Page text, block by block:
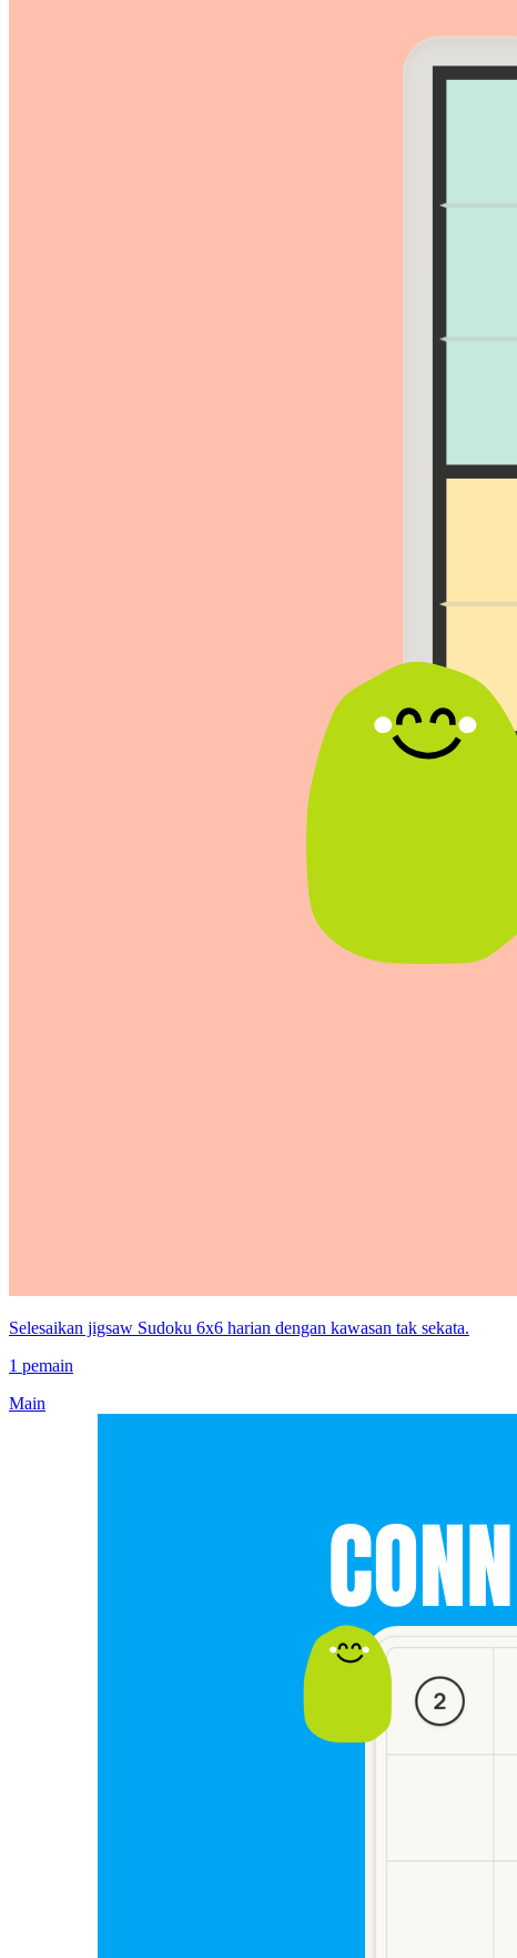
Selesaikan jigsaw Sudoku 6x6 harian dengan kawasan tak sekata.
1 pemain
Main